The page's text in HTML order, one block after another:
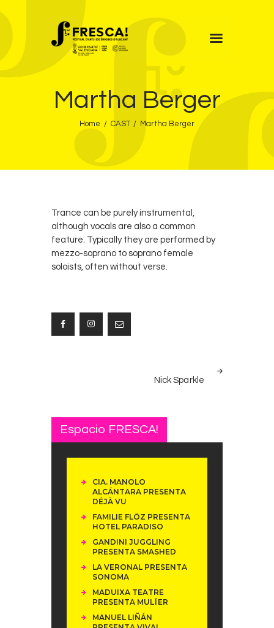
Martha Berger
Home CAST Martha Berger
Programa
Contacto
CAST
Trance can be purely instrumental,
although vocals are also a common
feature. Typically they are performed by
mezzo-soprano to soprano female
soloists, often without verse.
NEXT
Nick Sparkle
Espacio FRESCA!
CIA. MANOLO
ALCÁNTARA PRESENTA
DÉJÀ VU
FAMILIE FLÖZ PRESENTA
HOTEL PARADISO
GANDINI JUGGLING
PRESENTA SMASHED
LA VERONAL PRESENTA
SONOMA
MADUIXA TEATRE
PRESENTA MULÏER
MANUEL LIÑÁN